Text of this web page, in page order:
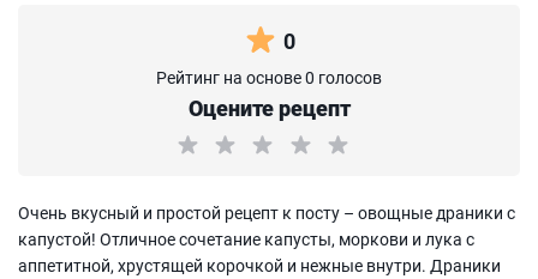
0
Рейтинг на основе 0 голосов
Оцените рецепт
Очень вкусный и простой рецепт к посту – овощные драники с
капустой! Отличное сочетание капусты, моркови и лука с
аппетитной, хрустящей корочкой и нежные внутри. Драники